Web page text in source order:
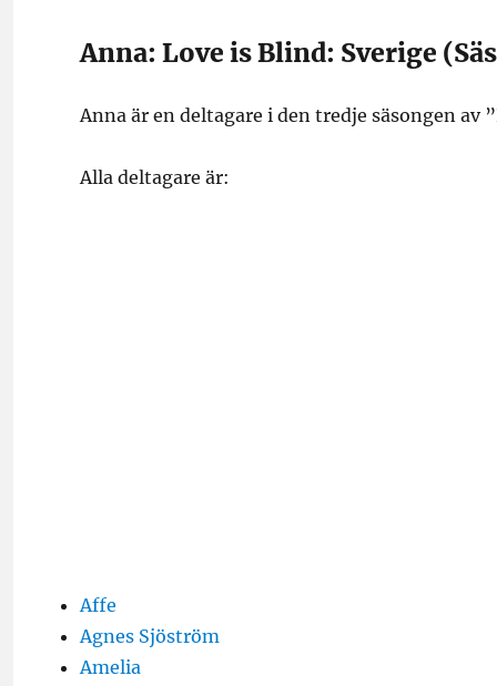
Anna: Love is Blind: Sverige
Anna är en deltagare i den tredje säsongen av
Alla deltagare är:
Affe
Agnes Sjöström
Amelia